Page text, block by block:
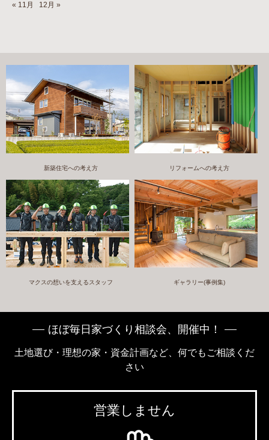
« 11月 12月 »
新築住宅への考え方 リフォームへの考え方
マクスの想いを支えるスタッフ ギャラリー(事例集)
ほぼ毎日家づくり相談会、開催中！
土地選び・理想の家・資金計画など、何でもご相談くだ
さい
営業しません